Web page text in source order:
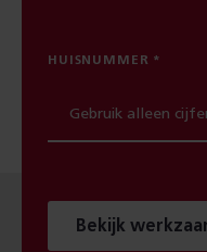
HUISNUMMER
Bekijk